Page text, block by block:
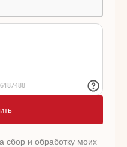
сбор и обработку моих